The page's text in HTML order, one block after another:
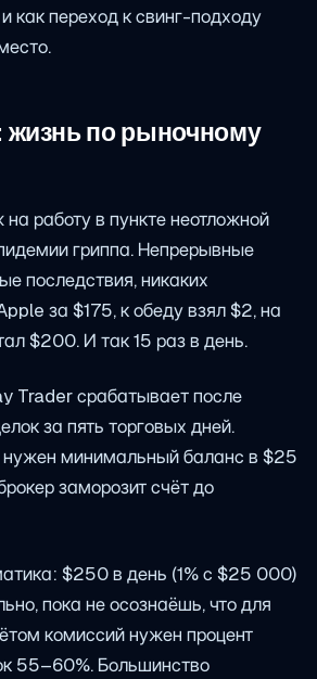
как переход к свинг-подходу
жизнь по рыночному
работу в пункте неотложной
гриппа. Непрерывные
последствия, никаких
за $175, к обеду взял $2, на
$200. И так 15 раз в день.
Trader срабатывает после
за пять торговых дней.
минимальный баланс в $25
заморозит счёт до
$250 в день (1% с $25 000)
пока не осознаёшь, что для
комиссий нужен процент
55–60%. Большинство